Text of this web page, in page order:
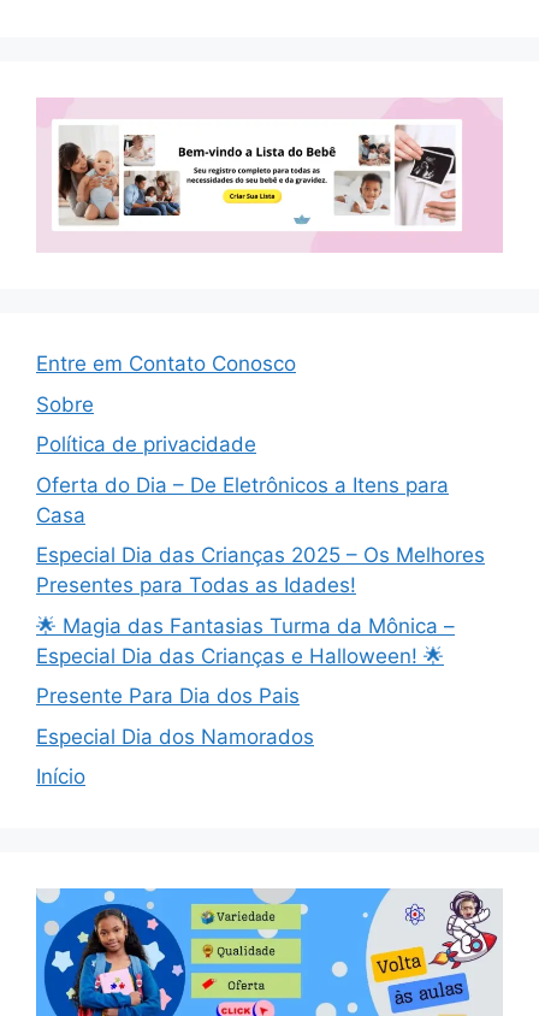
Entre em Contato Conosco
Sobre
Política de privacidade
Oferta do Dia – De Eletrônicos a Itens para
Casa
Especial Dia das Crianças 2025 – Os Melhores
Presentes para Todas as Idades!
🌟 Magia das Fantasias Turma da Mônica –
Especial Dia das Crianças e Halloween! 🌟
Presente Para Dia dos Pais
Especial Dia dos Namorados
Início